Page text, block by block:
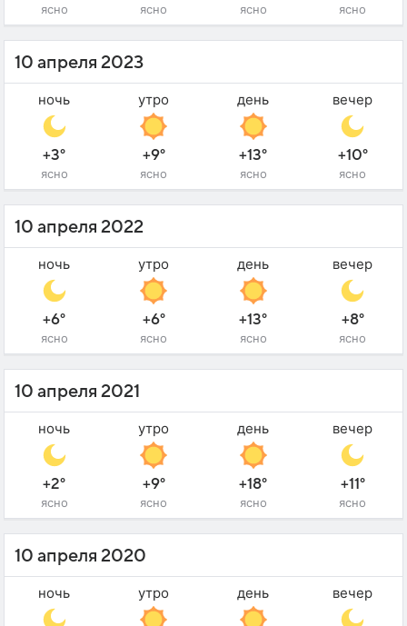
ясно ясно ясно ясно
10 апреля 2023
ночь
+3°
ясно
утро
+9°
ясно
день
+13°
ясно
вечер
+10°
ясно
10 апреля 2022
ночь
+6°
ясно
утро
+6°
ясно
день
+13°
ясно
вечер
+8°
ясно
10 апреля 2021
ночь
+2°
ясно
утро
+9°
ясно
день
+18°
ясно
вечер
+11°
ясно
10 апреля 2020
ночь утро день вечер